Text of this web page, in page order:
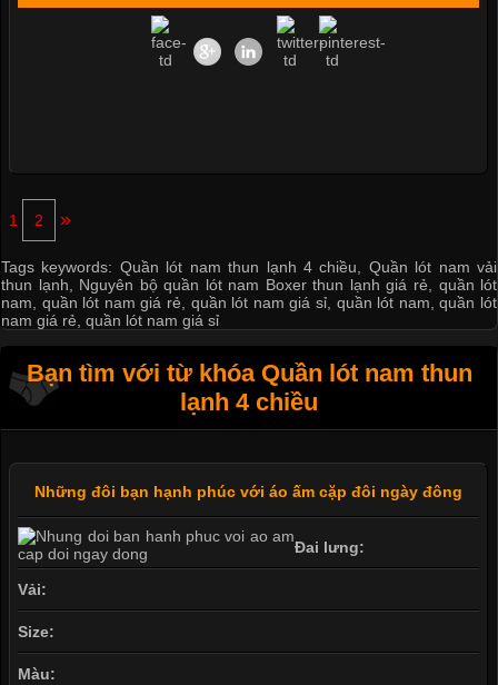
1 2 »
Tags keywords: Quần lót nam thun lạnh 4 chiều
Quần lót nam vải
thun lạnh
Nguyên bộ quần lót nam Boxer thun lạnh giá rẻ
quần lót
nam
quần lót nam giá rẻ quần lót nam giá sỉ quần lót nam ,quần lót
nam giá rẻ quần lót nam giá sỉ
Bạn tìm với từ khóa Quần lót nam thun
lạnh 4 chiều
Những đôi bạn hạnh phúc với áo ấm cặp đôi ngày đông
Đai lưng:
Vải:
Size:
Màu: